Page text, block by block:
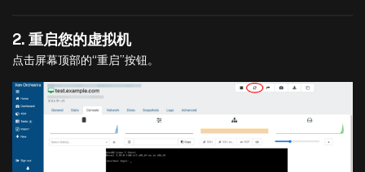
2. 重启您的虚拟机
点击屏幕顶部的“重启”按钮。